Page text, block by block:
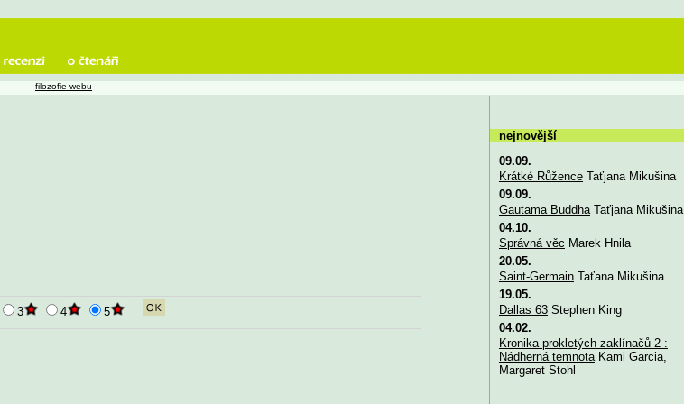
3 4 5
filozofie webu
nejnovější
09.09.
Krátké RůženceTaťjana Mikušina
09.09.
Gautama BuddhaTaťjana Mikušina
04.10.
Správná věc Marek Hnila
20.05.
Saint-GermainTaťana Mikušina
19.05.
Dallas 63Stephen King
04.02.
Kronika prokletých zaklínačů 2 :
Nádherná temnotaKami Garcia,
Margaret Stohl